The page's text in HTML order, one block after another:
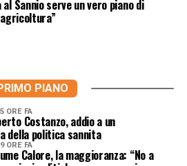
Sannio serve un vero piano di
PIANO
5 ORE FA
Costanzo, addio a un
della politica sannita
9 ORE FA
Calore, la maggioranza: “No a